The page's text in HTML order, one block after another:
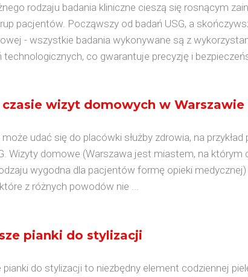
rodzaju badania kliniczne cieszą się rosnącym
pacjentów. Począwszy od badań USG, a
- wszystkie badania wykonywane są z
technologicznych, co gwarantuje precyzję i
czasie wizyt domowych w Warszawie
może udać się do placówki służby zdrowia, na
Wizyty domowe (Warszawa jest miastem, na którym
wygodna dla pacjentów formę opieki
z różnych powodów nie ...
pianki do stylizacji
pianki do stylizacji to niezbędny element codziennej